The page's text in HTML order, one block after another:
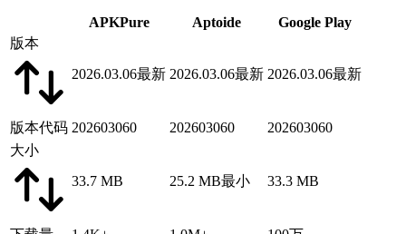
APKPure Aptoide
Google Play
版本
2026.03.06最新 2026.03.06最新 2026.03.06最新
版本代码 202603060 202603060
202603060
大小
33.7 MB
25.2 MB最小 33.3 MB